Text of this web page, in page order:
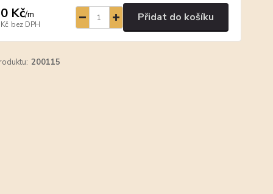
Kč/m
bez DPH
Přidat do košíku
200115